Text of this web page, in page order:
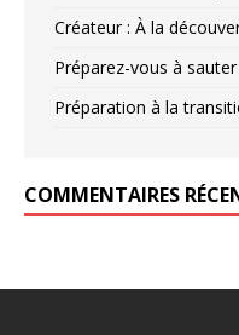
Créateur : À la
Préparez-vous à
Préparation à la
COMMENTAIRES